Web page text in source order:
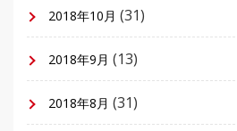
2018年10月 (31)
2018年9月 (13)
2018年8月 (31)